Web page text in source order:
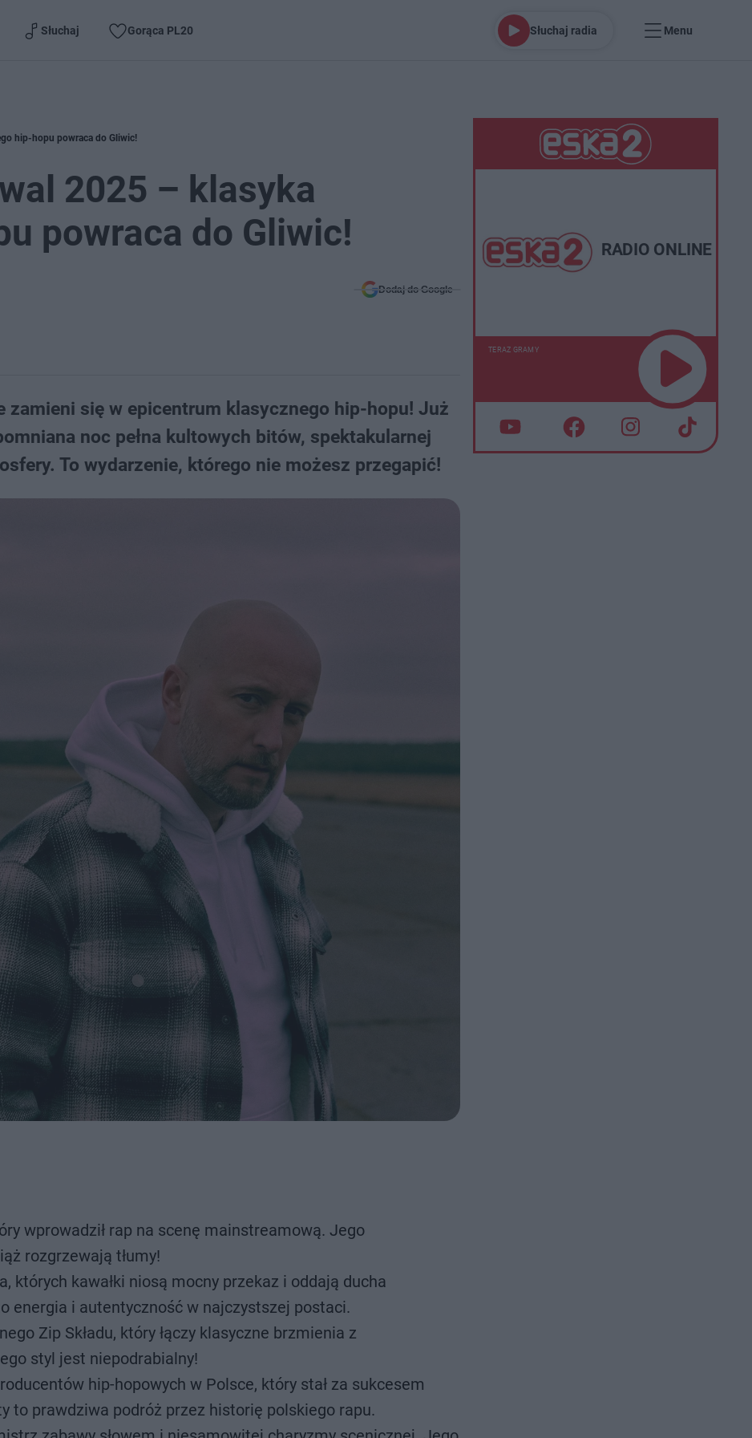
Słuchaj Gorąca PL20 Słuchaj radia Menu
hip-hopu powraca do Gliwic!
2025 – klasyka
powraca do Gliwic!
Dodaj do Google
zamieni się w epicentrum klasycznego hip-hopu! Już
noc pełna kultowych bitów, spektakularnej
To wydarzenie, którego nie możesz przegapić!
wprowadził rap na scenę mainstreamową. Jego
rozgrzewają tłumy!
których kawałki niosą mocny przekaz i oddają ducha
energia i autentyczność w najczystszej postaci.
Zip Składu, który łączy klasyczne brzmienia z
styl jest niepodrabialny!
hip-hopowych w Polsce, który stał za sukcesem
to prawdziwa podróż przez historię polskiego rapu.
RADIO ONLINE
TERAZ GRAMY